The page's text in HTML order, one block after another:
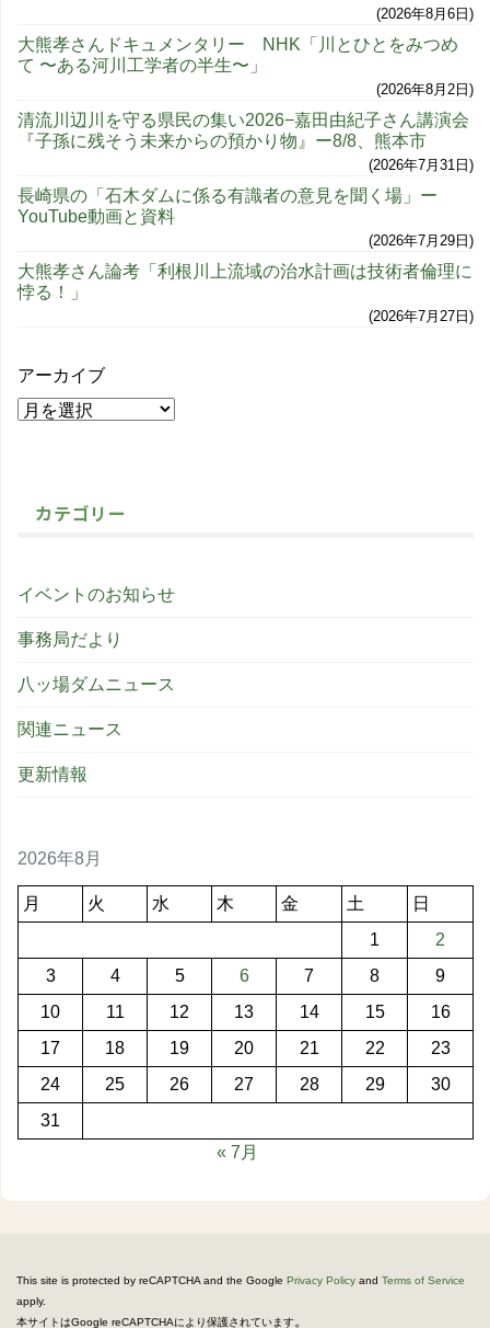
2026年8月6日
大熊孝さんドキュメンタリー NHK「川とひとをみつめ
て 〜ある河川工学者の半生〜」
2026年8月2日
清流川辺川を守る県民の集い2026−嘉田由紀子さん講演会
『子孫に残そう未来からの預かり物』ー8/8、熊本市
2026年7月31日
長崎県の「石木ダムに係る有識者の意見を聞く場」ー
YouTube動画と資料
2026年7月29日
大熊孝さん論考「利根川上流域の治水計画は技術者倫理に
悖る！」
2026年7月27日
アーカイブ
カテゴリー
イベントのお知らせ
事務局だより
八ッ場ダムニュース
関連ニュース
更新情報
2026年8月
月 火 水 木 金 土
日
1
2
3
4 5 6 7 8
9
10
11 12 13 14 15
16
17
18 19 20 21 22
23
24
25 26 27 28 29
30
31
« 7月
This site is protected by reCAPTCHA and the Google Privacy Policy and Terms of Service
apply.
本サイトはGoogle reCAPTCHAにより保護されています。